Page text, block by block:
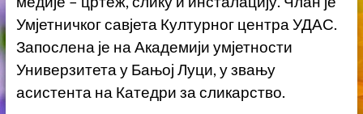
Умјетничког савјета Културног центра УДАС.
Запослена је на Академији умјетности
Универзитета у Бањој Луци, у звању
асистента на Катедри за сликарство.